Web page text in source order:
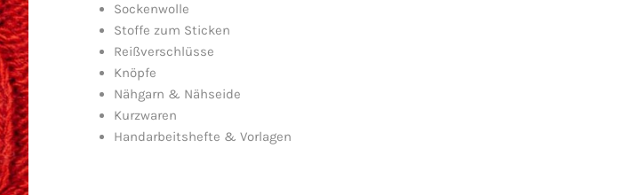
Sockenwolle
Stoffe zum Sticken
Reißverschlüsse
Knöpfe
Nähgarn & Nähseide
Kurzwaren
Handarbeitshefte & Vorlagen